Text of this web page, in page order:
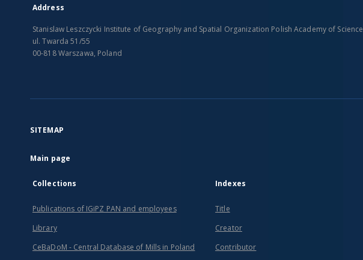
Address
Stanislaw Leszczycki Institute of Geography and Spatial Organization Polish Academy of Science
ul. Twarda 51/55
00-818 Warszawa, Poland
SITEMAP
Main page
Collections
Publications of IGiPZ PAN and employees
Library
CeBaDoM - Central Database of Mills in Poland
Indexes
Title
Creator
Contributor